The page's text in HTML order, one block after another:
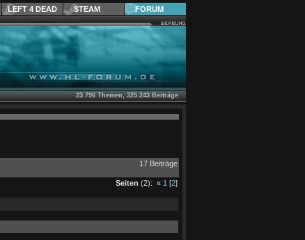
LEFT 4 DEAD STEAM FORUM
23.796 Themen, 325.243 Beiträge
17 Beiträge
Seiten (2): « 1 [2]